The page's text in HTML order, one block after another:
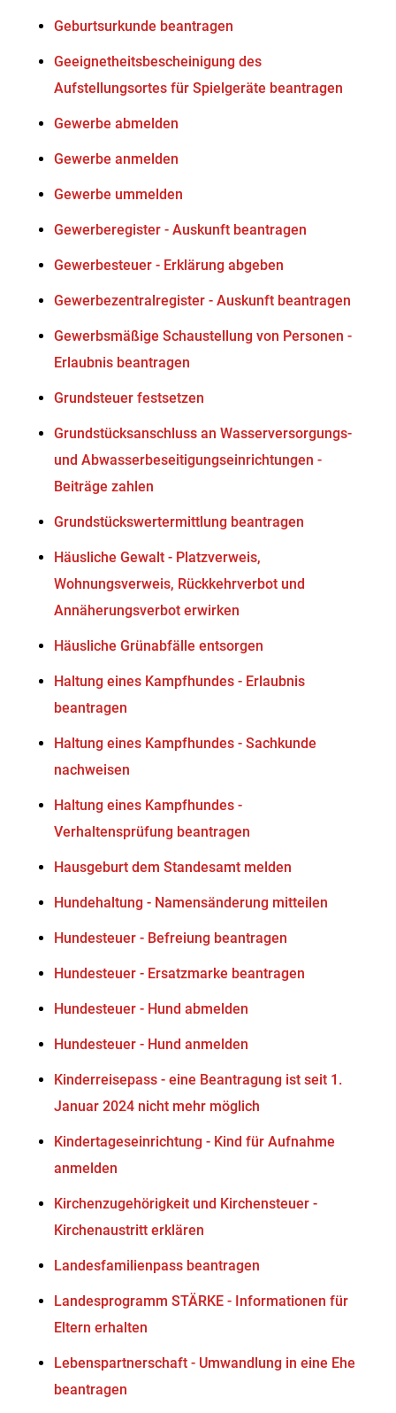
Geburtsurkunde beantragen
Geeignetheitsbescheinigung des
Aufstellungsortes für Spielgeräte beantragen
Gewerbe abmelden
Gewerbe anmelden
Gewerbe ummelden
Gewerberegister - Auskunft beantragen
Gewerbesteuer - Erklärung abgeben
Gewerbezentralregister - Auskunft beantragen
Gewerbsmäßige Schaustellung von Personen -
Erlaubnis beantragen
Grundsteuer festsetzen
Grundstücksanschluss an Wasserversorgungs-
und Abwasserbeseitigungseinrichtungen -
Beiträge zahlen
Grundstückswertermittlung beantragen
Häusliche Gewalt - Platzverweis,
Wohnungsverweis, Rückkehrverbot und
Annäherungsverbot erwirken
Häusliche Grünabfälle entsorgen
Haltung eines Kampfhundes - Erlaubnis
beantragen
Haltung eines Kampfhundes - Sachkunde
nachweisen
Haltung eines Kampfhundes -
Verhaltensprüfung beantragen
Hausgeburt dem Standesamt melden
Hundehaltung - Namensänderung mitteilen
Hundesteuer - Befreiung beantragen
Hundesteuer - Ersatzmarke beantragen
Hundesteuer - Hund abmelden
Hundesteuer - Hund anmelden
Kinderreisepass - eine Beantragung ist seit 1.
Januar 2024 nicht mehr möglich
Kindertageseinrichtung - Kind für Aufnahme
anmelden
Kirchenzugehörigkeit und Kirchensteuer -
Kirchenaustritt erklären
Landesfamilienpass beantragen
Landesprogramm STÄRKE - Informationen für
Eltern erhalten
Lebenspartnerschaft - Umwandlung in eine Ehe
beantragen